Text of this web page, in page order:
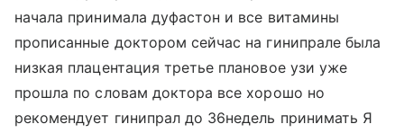
начала принимала дуфастон и все витамины
прописанные доктором сейчас на гинипрале была
низкая плацентация третье плановое узи уже
прошла по словам доктора все хорошо но
рекомендует гинипрал до 36недель принимать Я